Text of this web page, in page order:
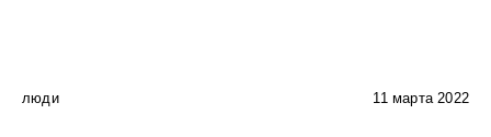
люди 11 марта 2022